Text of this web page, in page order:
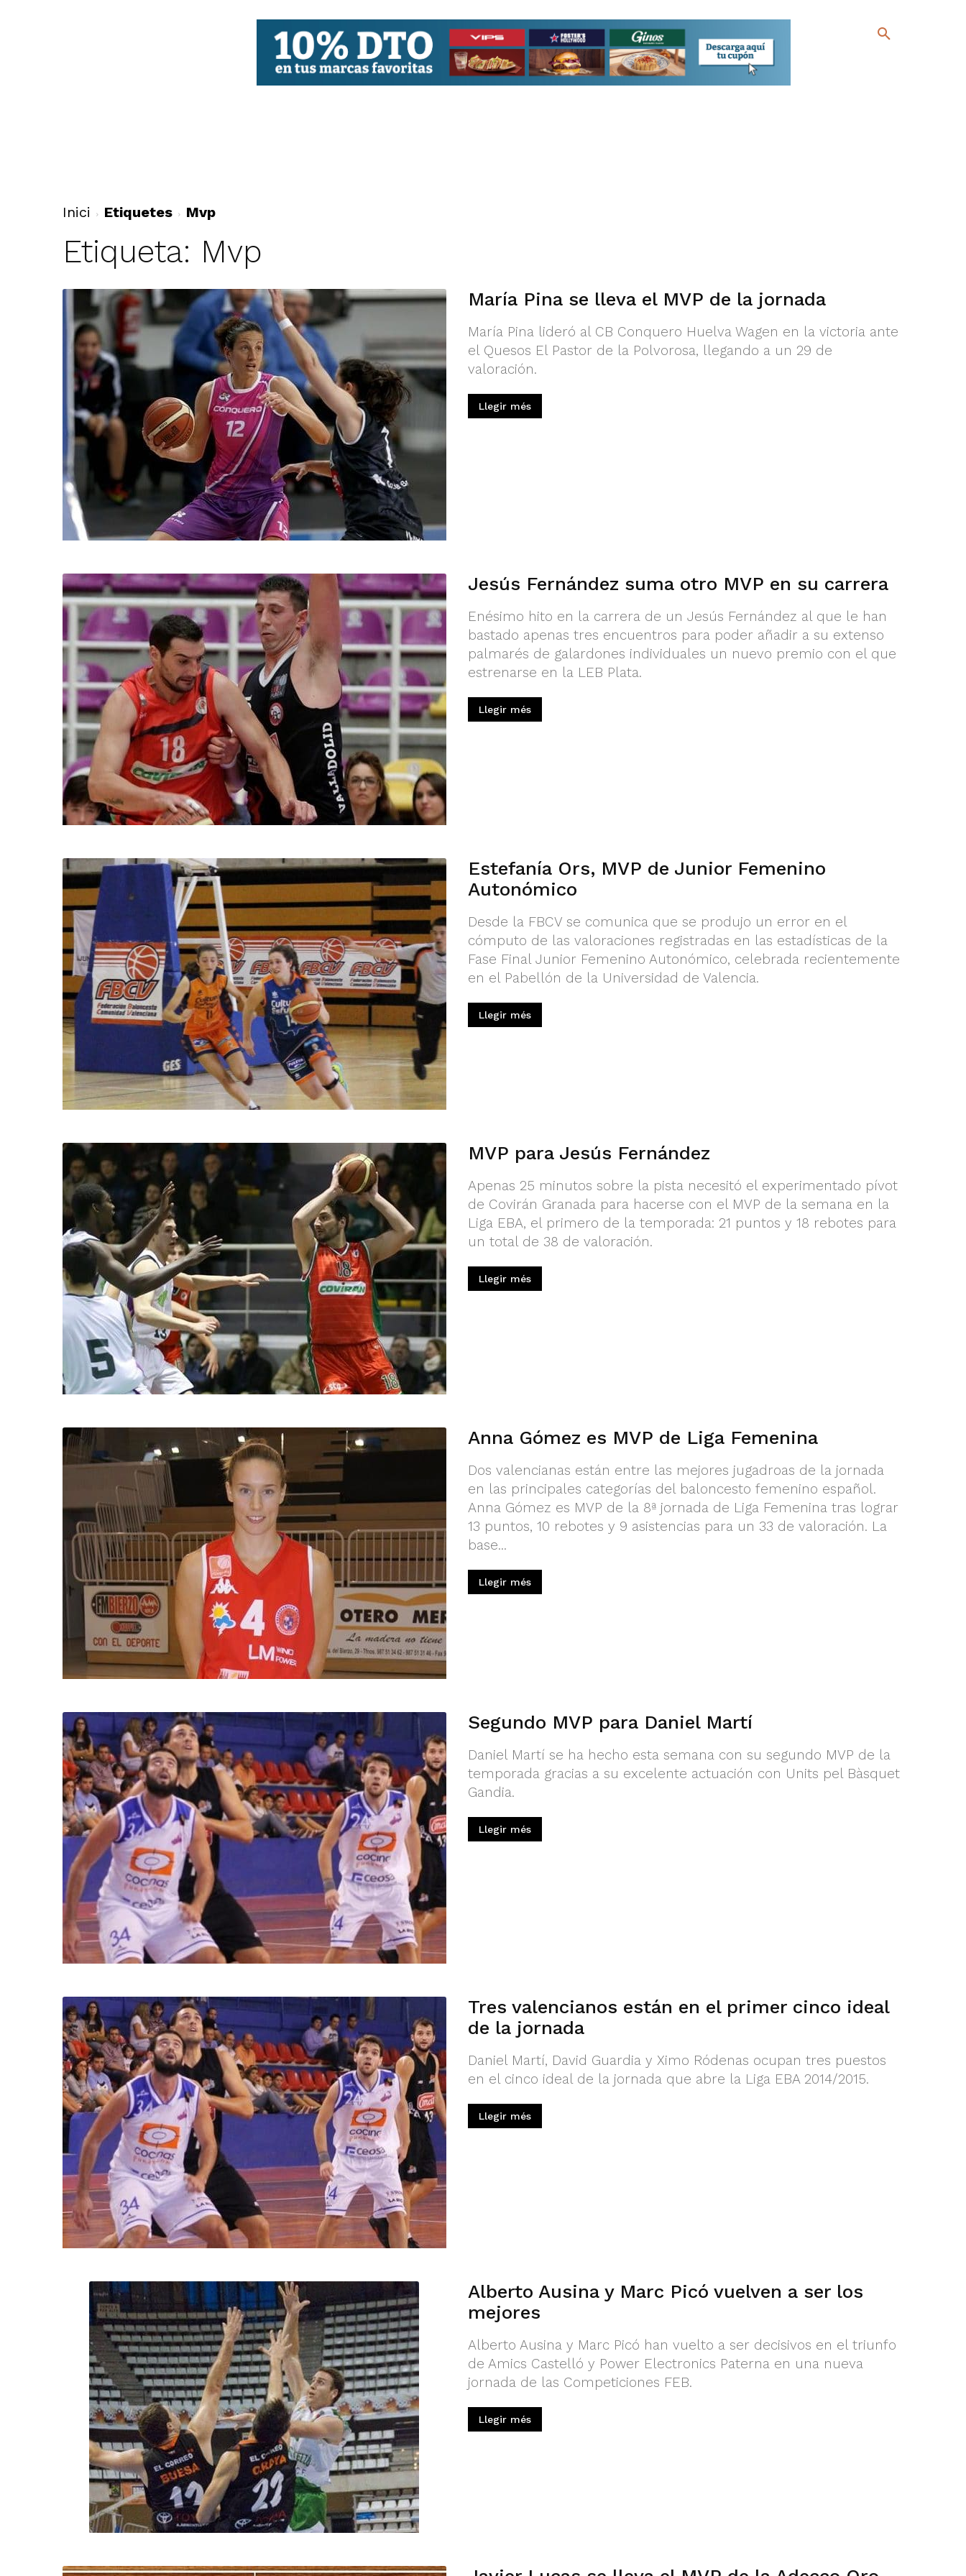
Inici Etiquetes Mvp
Etiqueta: Mvp
María Pina se lleva el MVP de la jornada
María Pina lideró al CB Conquero Huelva Wagen en la victoria ante
el Quesos El Pastor de la Polvorosa, llegando a un 29 de
valoración.
Llegir més
Jesús Fernández suma otro MVP en su carrera
Enésimo hito en la carrera de un Jesús Fernández al que le han
bastado apenas tres encuentros para poder añadir a su extenso
palmarés de galardones individuales un nuevo premio con el que
estrenarse en la LEB Plata.
Llegir més
Estefanía Ors, MVP de Junior Femenino
Autonómico
Desde la FBCV se comunica que se produjo un error en el
cómputo de las valoraciones registradas en las estadísticas de la
Fase Final Junior Femenino Autonómico, celebrada recientemente
en el Pabellón de la Universidad de Valencia.
Llegir més
MVP para Jesús Fernández
Apenas 25 minutos sobre la pista necesitó el experimentado pívot
de Covirán Granada para hacerse con el MVP de la semana en la
Liga EBA, el primero de la temporada: 21 puntos y 18 rebotes para
un total de 38 de valoración.
Llegir més
Anna Gómez es MVP de Liga Femenina
Dos valencianas están entre las mejores jugadroas de la jornada
en las principales categorías del baloncesto femenino español.
Anna Gómez es MVP de la 8ª jornada de Liga Femenina tras lograr
13 puntos, 10 rebotes y 9 asistencias para un 33 de valoración. La
base...
Llegir més
Segundo MVP para Daniel Martí
Daniel Martí se ha hecho esta semana con su segundo MVP de la
temporada gracias a su excelente actuación con Units pel Bàsquet
Gandia.
Llegir més
Tres valencianos están en el primer cinco ideal
de la jornada
Daniel Martí, David Guardia y Ximo Ródenas ocupan tres puestos
en el cinco ideal de la jornada que abre la Liga EBA 2014/2015.
Llegir més
Alberto Ausina y Marc Picó vuelven a ser los
mejores
Alberto Ausina y Marc Picó han vuelto a ser decisivos en el triunfo
de Amics Castelló y Power Electronics Paterna en una nueva
jornada de las Competiciones FEB.
Llegir més